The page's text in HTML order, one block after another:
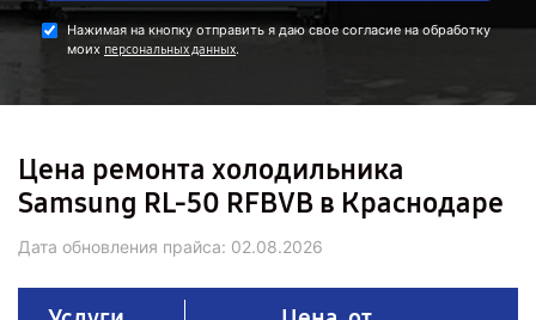
Нажимая на кнопку отправить я даю свое согласие на обработку
моих персональных данных.
Цена ремонта холодильника
Samsung RL-50 RFBVB в Краснодаре
Дата обновления прайса: 02.08.2026